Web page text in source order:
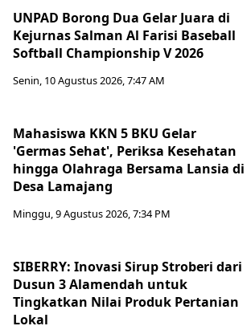
UNPAD Borong Dua Gelar Juara di
Kejurnas Salman Al Farisi Baseball
Softball Championship V 2026
Senin, 10 Agustus 2026, 7:47 AM
Mahasiswa KKN 5 BKU Gelar
'Germas Sehat', Periksa Kesehatan
hingga Olahraga Bersama Lansia di
Desa Lamajang
Minggu, 9 Agustus 2026, 7:34 PM
SIBERRY: Inovasi Sirup Stroberi dari
Dusun 3 Alamendah untuk
Tingkatkan Nilai Produk Pertanian
Lokal